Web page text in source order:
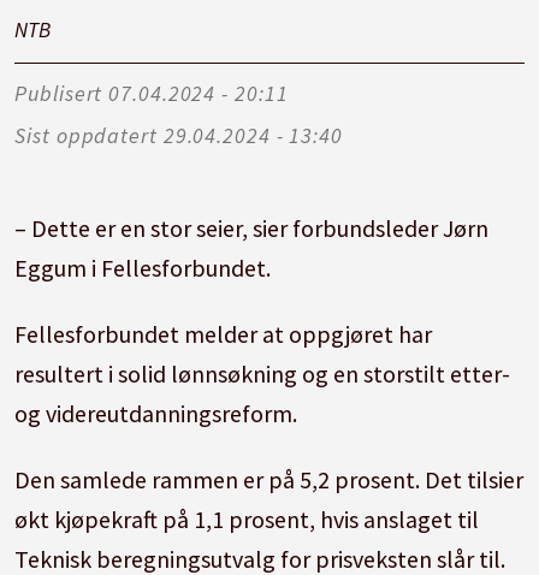
NTB
Publisert
07.04.2024 - 20:11
Sist oppdatert
29.04.2024 - 13:40
– Dette er en stor seier, sier forbundsleder Jørn
Eggum i Fellesforbundet.
Fellesforbundet melder at oppgjøret har
resultert i solid lønnsøkning og en storstilt etter-
og videreutdanningsreform.
Den samlede rammen er på 5,2 prosent. Det tilsier
økt kjøpekraft på 1,1 prosent, hvis anslaget til
Teknisk beregningsutvalg for prisveksten slår til.